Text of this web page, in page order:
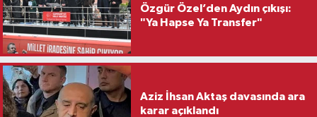
Özgür Özel’den Aydın çıkışı:
"Ya Hapse Ya Transfer"
Aziz İhsan Aktaş davasında ara
karar açıklandı